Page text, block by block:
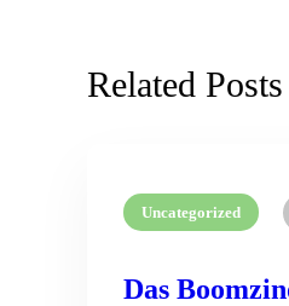
Related Posts
Uncategorized
Das